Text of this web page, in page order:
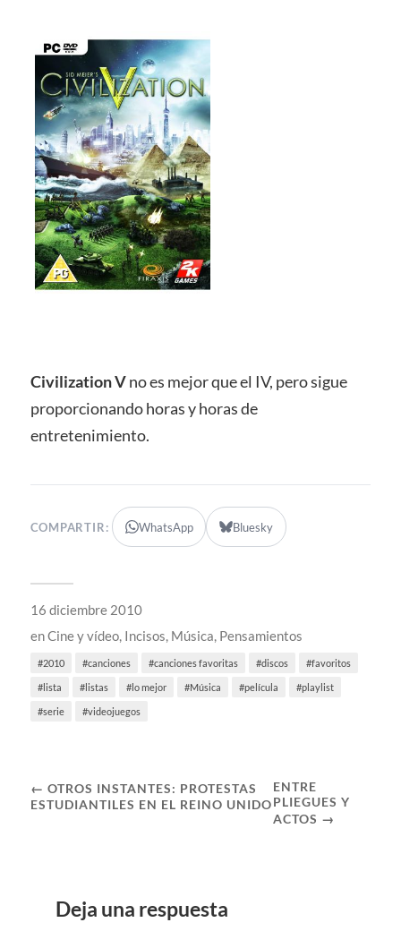
Civilization Vno es mejor que el IV, pero sigue
proporcionando horas y horas de
entretenimiento.
COMPARTIR: WhatsApp Bluesky
16 diciembre 2010
enCine y vídeo, Incisos, Música, Pensamientos
2010 canciones canciones favoritas discos favoritos
lista listas lo mejor Música película playlist
serie videojuegos
← OTROS INSTANTES: PROTESTAS
ESTUDIANTILES EN EL REINO UNIDO
ENTRE
PLIEGUES Y
ACTOS →
Deja una respuesta